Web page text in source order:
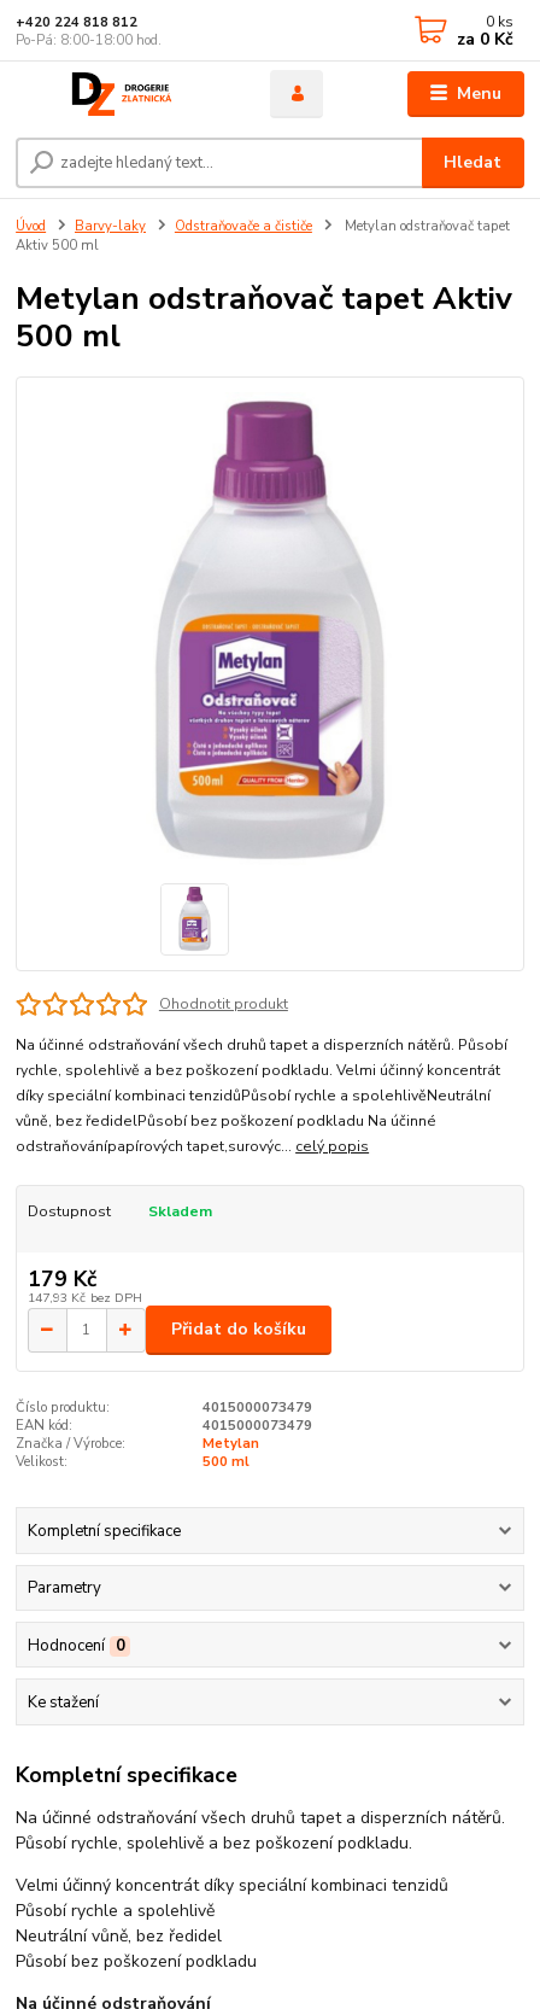
Menu
Hledat
+420 224 818 812
Po-Pá: 8:00-18:00 hod.
0 ks
za 0 Kč
Úvod Barvy-laky Odstraňovače a čističe
Metylan odstraňovač tapet
Aktiv 500 ml
Metylan odstraňovač tapet Aktiv
500 ml
Ohodnotit produkt
Na účinné odstraňování všech druhů tapet a disperzních nátěrů. Působí
rychle, spolehlivě a bez poškození podkladu. Velmi účinný koncentrát
díky speciální kombinaci tenzidůPůsobí rychle a spolehlivěNeutrální
vůně, bez ředidelPůsobí bez poškození podkladu Na účinné
odstraňovánípapírových tapet,surovýc... celý popis
Dostupnost Skladem
179 Kč
147,93 Kč bez DPH
Přidat do košíku
Číslo produktu:
4015000073479
EAN kód:
4015000073479
Značka / Výrobce:
Metylan
Velikost:
500 ml
Kompletní specifikace
Parametry
Hodnocení 0
Ke stažení
Kompletní specifikace
Na účinné odstraňování všech druhů tapet a disperzních nátěrů.
Působí rychle, spolehlivě a bez poškození podkladu.
Velmi účinný koncentrát díky speciální kombinaci tenzidů
Působí rychle a spolehlivě
Neutrální vůně, bez ředidel
Působí bez poškození podkladu
Na účinné odstraňování